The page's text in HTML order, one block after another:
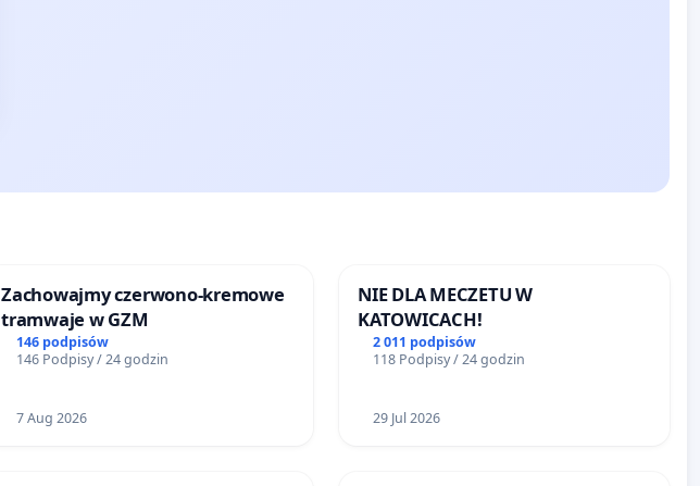
Zachowajmy czerwono-kremowe
tramwaje w GZM
146 podpisów
146 Podpisy / 24 godzin
7 Aug 2026
NIE DLA MECZETU W
KATOWICACH!
2 011 podpisów
118 Podpisy / 24 godzin
29 Jul 2026